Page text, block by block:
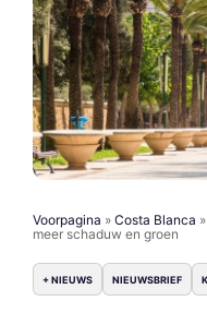
Voorpagina » Costa Blanca »
meer schaduw en groen
+ NIEUWS NIEUWSBRIEF